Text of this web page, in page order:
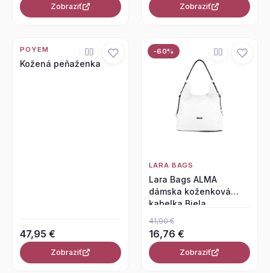
Zobraziť Zobraziť
POYEM
Kožená peňaženka
47,95 €
Zobraziť
-60%
LARA BAGS
Lara Bags ALMA
dámska koženková
kabelka Biela
41,90 €
16,76 €
Zobraziť